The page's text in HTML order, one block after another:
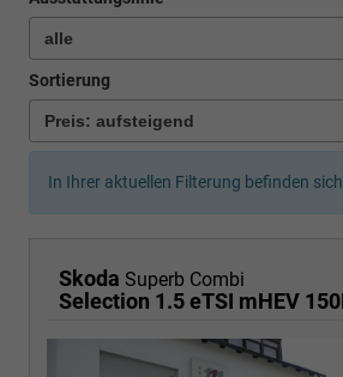
Sortierung
In Ihrer aktuellen Filterung befinden sich
Skoda Superb Combi